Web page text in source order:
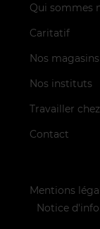
Qui sommes
Caritatif
Nos magasins
Nos instituts
Travailler
Contact
Mentions
Notice